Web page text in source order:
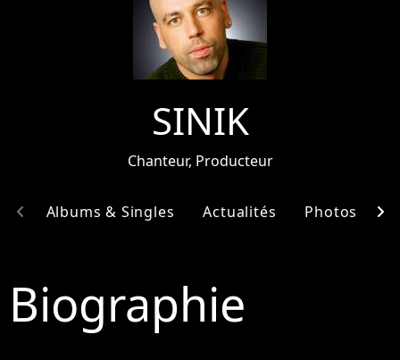
SINIK
Chanteur, Producteur
Albums & Singles Actualités Photos
chevron_left chevron_right
Biographie